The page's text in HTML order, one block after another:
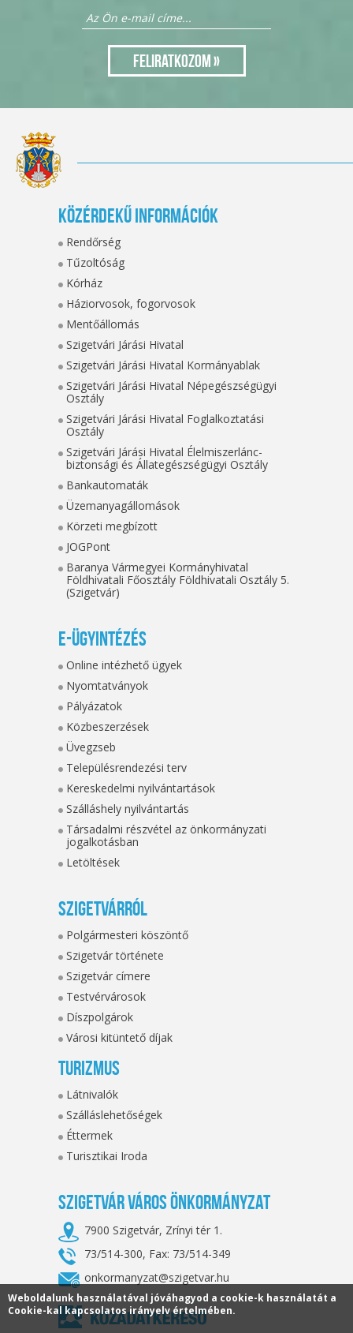
Közérdekű információk
Rendőrség
Tűzoltóság
Kórház
Háziorvosok, fogorvosok
Mentőállomás
Szigetvári Járási Hivatal
Szigetvári Járási Hivatal Kormányablak
Szigetvári Járási Hivatal Népegészségügyi
Osztály
Szigetvári Járási Hivatal Foglalkoztatási
Osztály
Szigetvári Járási Hivatal Élelmiszerlánc-
biztonsági és Állategészségügyi Osztály
Bankautomaták
Üzemanyagállomások
Körzeti megbízott
JOGPont
Baranya Vármegyei Kormányhivatal
Földhivatali Főosztály Földhivatali Osztály 5.
(Szigetvár)
E-ügyintézés
Online intézhető ügyek
Nyomtatványok
Pályázatok
Közbeszerzések
Üvegzseb
Településrendezési terv
Kereskedelmi nyilvántartások
Szálláshely nyilvántartás
Társadalmi részvétel az önkormányzati
jogalkotásban
Letöltések
Szigetvárról
Polgármesteri köszöntő
Szigetvár története
Szigetvár címere
Testvérvárosok
Díszpolgárok
Városi kitüntető díjak
Turizmus
Látnivalók
Szálláslehetőségek
Éttermek
Turisztikai Iroda
Szigetvár Város Önkormányzat
7900 Szigetvár, Zrínyi tér 1.
73/514-300, Fax: 73/514-349
onkormanyzat@szigetvar.hu
Weboldalunk használatával jóváhagyod a cookie-k használatát a
Cookie-kal kapcsolatos irányelv értelmében.